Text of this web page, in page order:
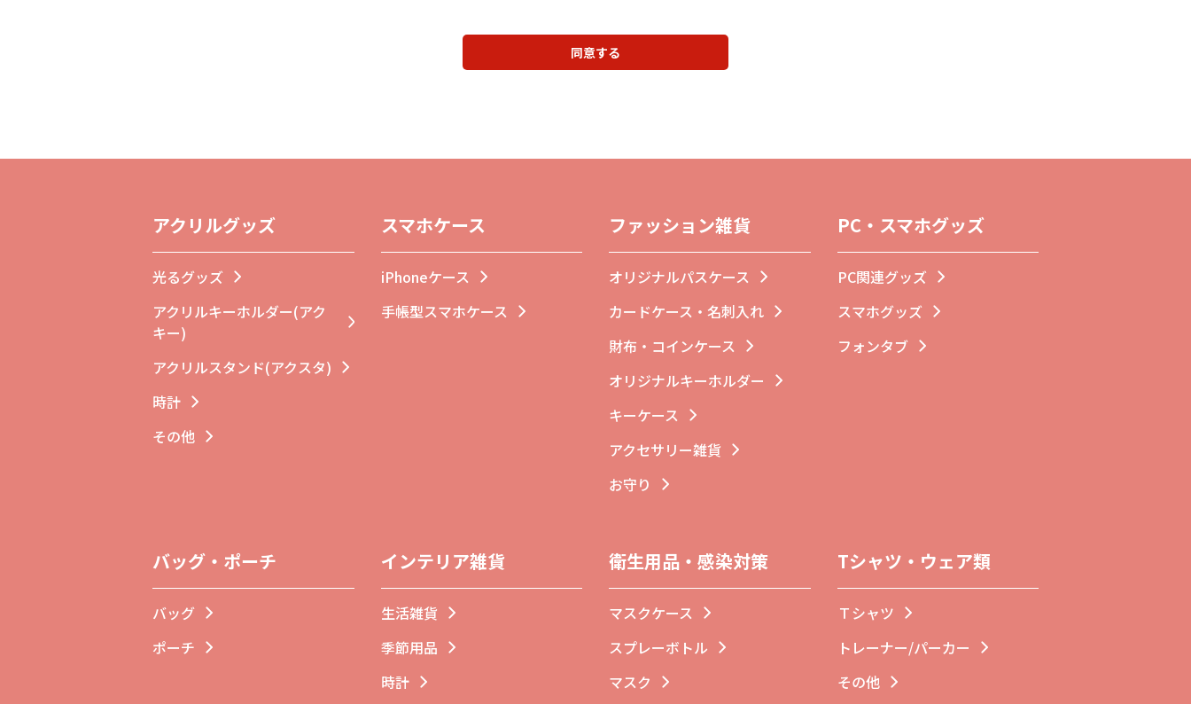
同意する
アクリルグッズ
光るグッズ
アクリルキーホルダー(アク
キー)
アクリルスタンド(アクスタ)
時計
その他
スマホケース
iPhoneケース
手帳型スマホケース
ファッション雑貨
オリジナルパスケース
カードケース・名刺入れ
財布・コインケース
オリジナルキーホルダー
キーケース
アクセサリー雑貨
お守り
PC・スマホグッズ
PC関連グッズ
スマホグッズ
フォンタブ
バッグ・ポーチ
バッグ
ポーチ
インテリア雑貨
生活雑貨
季節用品
時計
衛生用品・感染対策
マスクケース
スプレーボトル
マスク
Tシャツ・ウェア類
Ｔシャツ
トレーナー/パーカー
その他